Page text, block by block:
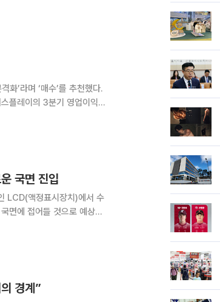
화’라며 ‘매수’를 추천했다.
국면 진입
LCD(액정표시장치)에서 수
면에 접어들 것으로 예상된
경계”